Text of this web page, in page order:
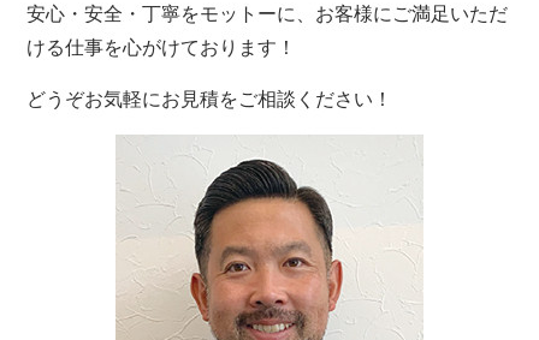
安心・安全・丁寧をモットーに、お客様にご満足いただ
ける仕事を心がけております！
どうぞお気軽にお見積をご相談ください！